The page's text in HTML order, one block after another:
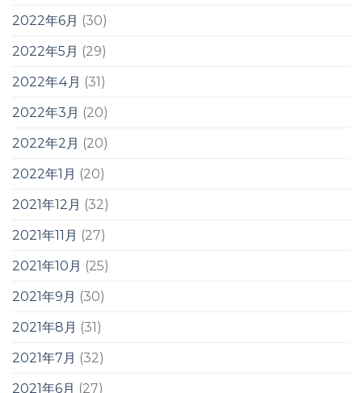
2022年6月 (30)
2022年5月 (29)
2022年4月 (31)
2022年3月 (20)
2022年2月 (20)
2022年1月 (20)
2021年12月 (32)
2021年11月 (27)
2021年10月 (25)
2021年9月 (30)
2021年8月 (31)
2021年7月 (32)
2021年6月 (27)